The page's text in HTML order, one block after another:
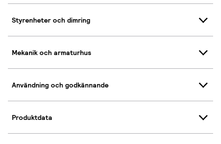
Styrenheter och dimring
Mekanik och armaturhus
Användning och godkännande
Produktdata